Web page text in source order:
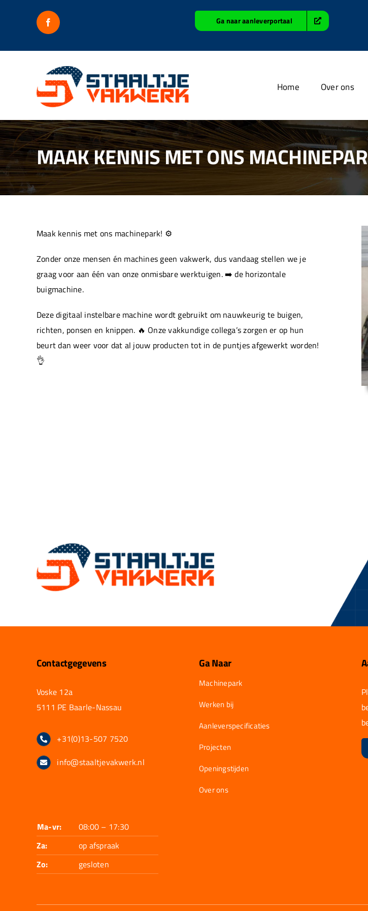
Ga naar aanleverportaal
Home Over ons
MAAK KENNIS MET ONS
Maak kennis met ons machinepark! ⚙️
Zonder onze mensen én machines geen vakwerk, dus vandaag stellen we je
graag voor aan één van onze onmisbare werktuigen. ➡️ de horizontale
buigmachine.
Deze digitaal instelbare machine wordt gebruikt om nauwkeurig te buigen,
richten, ponsen en knippen. 🔥 Onze vakkundige collega’s zorgen er op hun
beurt dan weer voor dat al jouw producten tot in de puntjes afgewerkt worden!
👌
Contactgegevens
Voske 12a
5111 PE Baarle-Nassau
+31(0)13-507 7520
info@staaltjevakwerk.nl
Ma-vr:
08:00 – 17:30
Za:
op afspraak
Zo:
gesloten
Ga Naar
Machinepark
Werken bij
Aanleverspecificaties
Projecten
Openingstijden
Over ons